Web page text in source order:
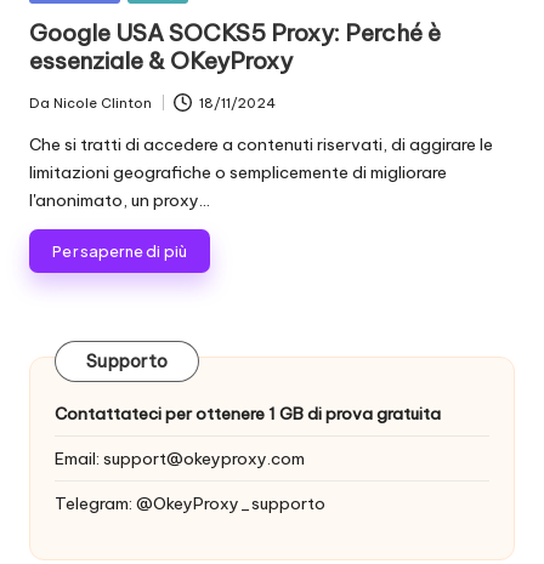
zi
a
li
p
e
r
o
ni
si
e
scraping
di
dati
altro
ancora.
Google USA SOCKS5 Proxy: Perché è
essenziale & OKeyProxy
Postato
da
Da Nicole Clinton 18/11/2024
Che si tratti di accedere a contenuti riservati, di aggirare le
limitazioni geografiche o semplicemente di migliorare
l'anonimato, un proxy...
Per saperne di più
Supporto
Contattateci per ottenere 1 GB di prova gratuita
Email: support@okeyproxy.com
Telegram: @OkeyProxy_supporto